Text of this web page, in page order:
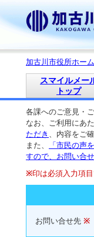
加古川市役所ホーム
スマイルメー
トップ
各課へのご意見・
なお、ご利用にあ
ただき 、内容をご
また、
「市民の声
すので、お問い合
※印は必須入力項目
お問い合せ先 ※